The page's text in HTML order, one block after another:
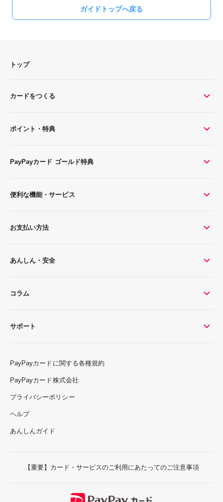
ガイドトップへ戻る
トップ
カードをつくる
ポイント・特典
PayPayカード ゴールド特典
便利な機能・サービス
お支払い方法
あんしん・安全
コラム
サポート
PayPayカードに関する各種規約
PayPayカード株式会社
プライバシーポリシー
ヘルプ
あんしんガイド
【重要】カード・サービスのご利用にあたってのご注意事項